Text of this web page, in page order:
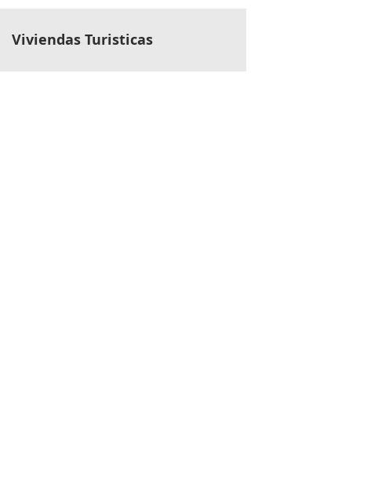
Viviendas Turisticas